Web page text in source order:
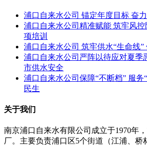
浦口自来水公司 锚定年度目标 奋
浦口自来水公司精准赋能 筑牢风
项培训
浦口自来水公司 筑牢供水“生命线”
浦口自来水公司严阵以待应对夏季
市供水安全
浦口自来水公司保障“不断档” 服务
民生
关于我们
南京浦口自来水有限公司成立于1970年
厂。主要负责浦口区5个街道（江浦、桥